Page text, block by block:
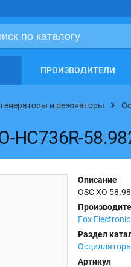
ПРОИЗВОДИТЕЛИ
и резонаторы
HC736R-
Описание
OSC XO
Fox
Раздел
Артикул